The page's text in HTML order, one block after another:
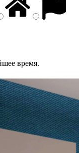
время.